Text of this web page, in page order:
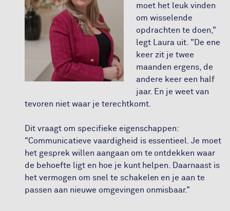
moet het leuk vinden
om wisselende
opdrachten te doen,"
legt Laura uit. "De ene
keer zit je twee
maanden ergens, de
andere keer een half
jaar. En je weet van
tevoren niet waar je terechtkomt.
Dit vraagt om specifieke eigenschappen:
"Communicatieve vaardigheid is essentieel. Je moet
het gesprek willen aangaan om te ontdekken waar
de behoefte ligt en hoe je kunt helpen. Daarnaast is
het vermogen om snel te schakelen en je aan te
passen aan nieuwe omgevingen onmisbaar."